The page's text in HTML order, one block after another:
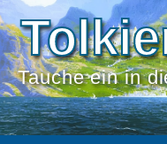
Tauche ein in